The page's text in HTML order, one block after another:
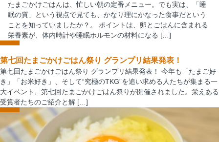
たまごかけごはんは、忙しい朝の定番メニュー。でも実は、「睡
眠の質」という視点で見ても、かなり理にかなった食事だという
ことを知っていましたか？。 ポイントは、卵とごはんに含まれる
栄養素が、体内時計や睡眠ホルモンの材料になる […]
第七回たまごかけごはん祭り グランプリ結果発表！
第七回たまごかけごはん祭り グランプリ結果発表！ 今年も「たまご好
き」「お米好き」、そして“究極のTKG”を追い求める人たちが集まる一
大イベント、第七回たまごかけごはん祭りが開催されました。栄えある
受賞者たちのご紹介と解 […]